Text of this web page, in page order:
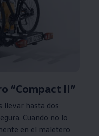
“Compact II”
llevar hasta dos
Cuando no lo
en el maletero